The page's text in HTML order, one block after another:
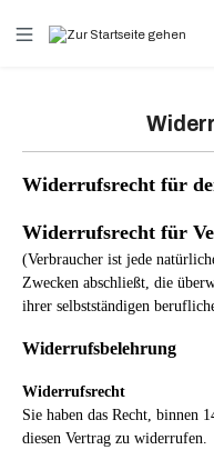
Widerrufsrecht für
Widerrufsrecht für
(Verbraucher ist jede
Zwecken abschließt, die
ihrer selbstständigen
Widerrufsbelehrung
Widerrufsrecht
Sie haben das Recht, binnen
diesen Vertrag zu widerrufen.